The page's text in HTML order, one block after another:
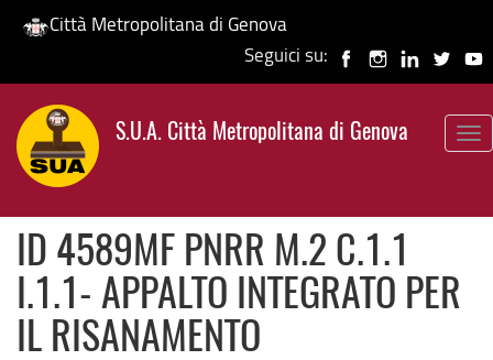
Salta
contenuto
principale
Città Metropolitana di Genova
Seguici su:
S.U.A. Città Metropolitana di Genova
ID 4589MF PNRR M.2 C.1.1
I.1.1- APPALTO INTEGRATO PER
IL RISANAMENTO